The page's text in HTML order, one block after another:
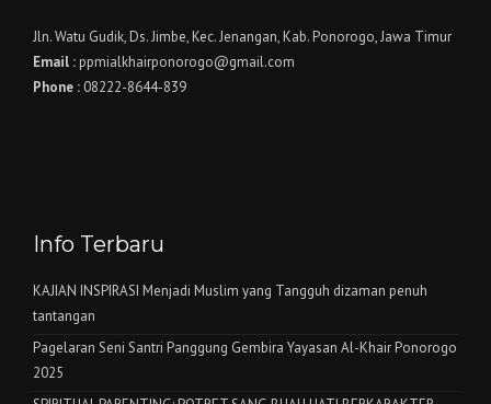
Jln. Watu Gudik, Ds. Jimbe, Kec. Jenangan, Kab. Ponorogo, Jawa Timur
Email : ppmialkhairponorogo@gmail.com
Phone : 08222-8644-839
Info Terbaru
KAJIAN INSPIRASI Menjadi Muslim yang Tangguh dizaman penuh
tantangan
Pagelaran Seni Santri Panggung Gembira Yayasan Al-Khair Ponorogo
2025